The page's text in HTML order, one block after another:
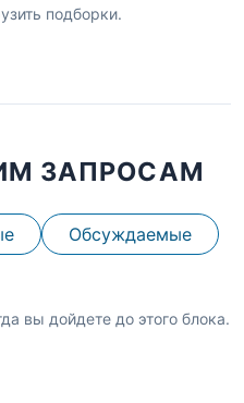
подборки.
ЗАПРОСАМ
Обсуждаемые
вы дойдете до этого блока.